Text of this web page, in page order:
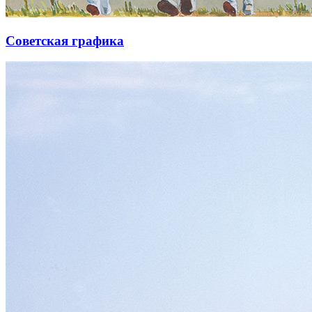
Советская графика